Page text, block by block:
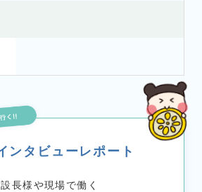
ンタビューレポート
長様や現場で働く